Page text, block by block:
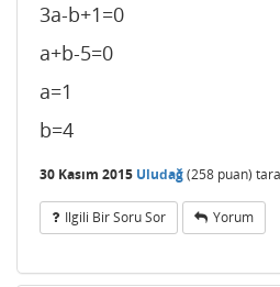
3a-b+1=0
a+b-5=0
a=1
b=4
30 Kasım 2015 Uludağ(258 puan)
Ilgili Bir Soru Sor Yorum